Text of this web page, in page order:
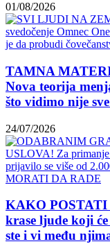
01/08/2026
TAMNA
Nova teorija
što vidimo nije
24/07/2026
KAKO
krase ljude koji
ste i vi među